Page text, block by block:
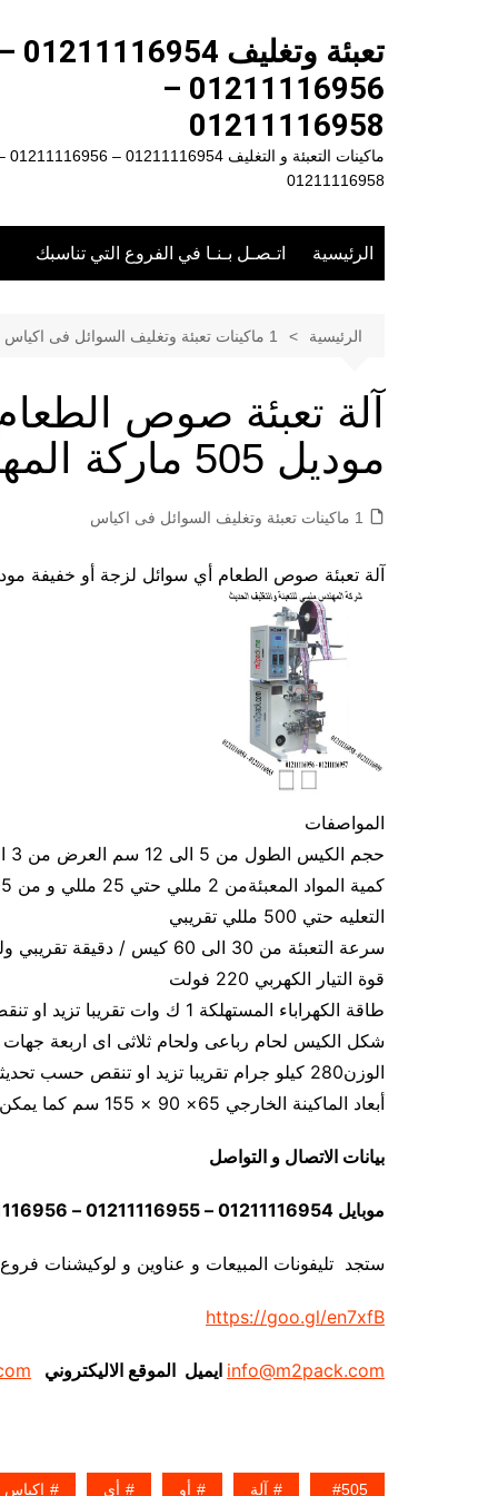
تعبئة وتغليف 01211116954 –
01211116956 –
01211116958
ماكينات التعبئة و
01211116958
الرئيسية اتـصـل بـنـا في الفروع التي تناسبك
الرئيسية 1 ماكينات تعبئة وتغليف السوائل فى اكياس
آلة تعبئة صوص
موديل 505 ماركة المهندس منسى
1 ماكينات تعبئة وتغليف السوائل فى اكياس
آلة تعبئة صوص الطعام أي سوائل لزجة أو خفيفة موديل 505 ماركة المهندس
المواصفات
حجم الكيس الطول من 5 الى 12 سم العرض من 3 الى 9 سم تقريبي و يمكن التعديل في الطول و العرض
التعليه حتي 500 مللي تقريبي
سرعة التعبئة من 30 الى 60 كيس / دقيقة تقريبي ولمادة الكيس اعتبار في سرعة التعبئة
قوة التيار الكهربي 220 فولت
طاقة الكهراباء المستهلكة 1 ك وات تقريبا تزيد او تنقص حسب تحديثات الماكينة
شكل الكيس لحام رباعى ولحام ثلاثى اى اربعة
الوزن280 كيلو جرام تقريبا تزيد او تنقص حسب تحديثات الماكينة
أبعاد الماكينة الخارجي 65× 90 × 155 سم كما يمكن فك الماكينة و تركيبها في اي مكان
بيانات الاتصال و التواصل
موبايل 01211116954 – 01211116955 – 01211116956 – 01211116957 – 01211116958
ستجد تليفونات المبيعات و عناوين و لوكيشنات
https://goo.gl/en7xfB
info@m2pack.com ايميل الموقع الاليكتروني
505 آلة أو أي اكياس